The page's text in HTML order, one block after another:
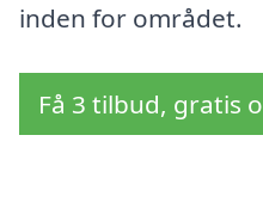
inden for området.
Få 3 tilbud, gratis